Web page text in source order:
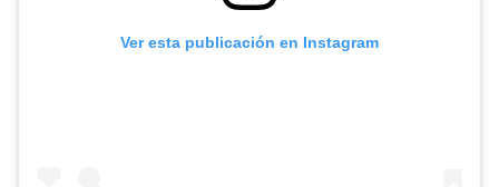
Ver esta publicación en Instagram